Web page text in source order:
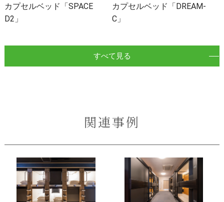
カプセルベッド「SPACE
D2」
カプセルベッド「DREAM-
C」
すべて見る
関連事例